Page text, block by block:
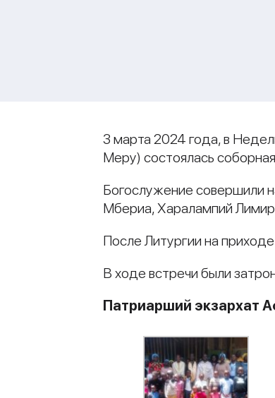
3 марта 2024 года, в
Меру) состоялась
Богослужение совершили
Мбериа, Харалампий
После Литургии на
В ходе встречи были
Патриарший экзархат